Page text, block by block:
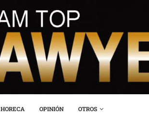
HORECA OPINIÓN OTROS